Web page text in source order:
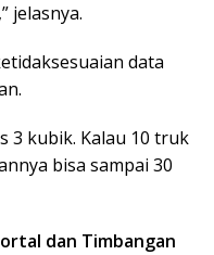
jelasnya.
data
3 kubik. Kalau 10 truk
bisa sampai 30
dan Timbangan